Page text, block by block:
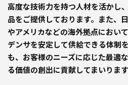
高度な技術力を持つ人材を活かし
品をご提供しております。また、
やアメリカなどの海外拠点におい
デンサを安定して供給できる体制
も、お客様のニーズに応じた最適
る価値の創出に貢献してまいります